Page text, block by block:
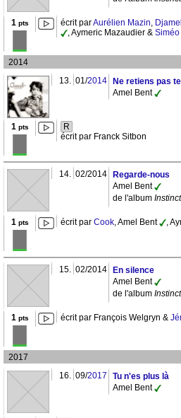
1pts écrit parAurélien Mazin,
, Aymeric Mazaudier & Siméo
2014
13. 01/2014
Ne retiens pas
Amel Bent
1pts
R
écrit par Franck Sitbon
14. 02/2014
Regarde-nous
Amel Bent
de l'album Instinct
1pts écrit par Cook, Amel Bent ,
15. 02/2014
En silence
Amel Bent
de l'album Instinct
1pts écrit par François Welgryn &
2017
16. 09/2017
Tu n'es plus là
Amel Bent